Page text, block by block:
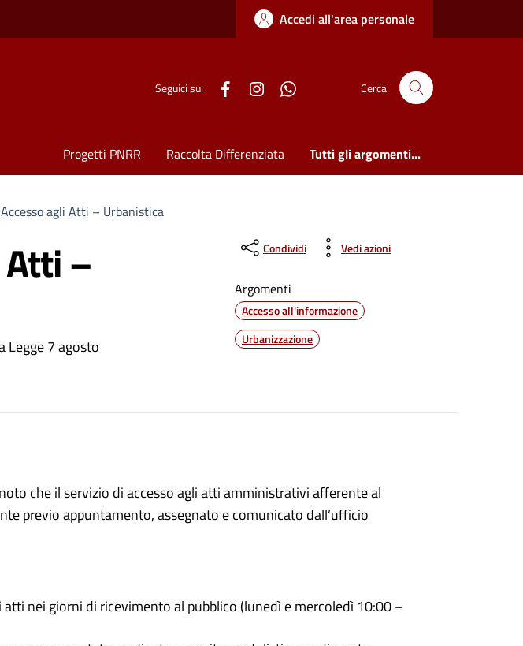
Accedi all'area personale
Seguici su: Cerca
Progetti PNRR Raccolta Differenziata Tutti gli argomenti...
agli Atti – Urbanistica
–
Legge 7 agosto
Condividi Vedi azioni
Argomenti
Accesso all'informazione
Urbanizzazione
che il servizio di accesso agli atti amministrativi afferente al
previo appuntamento, assegnato e comunicato dall’ufficio
atti nei giorni di ricevimento al pubblico (lunedì e mercoledì 10:00 –